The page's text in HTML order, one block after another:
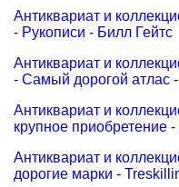
Антиквариат и
- Рукописи - Билл Гейтс
Антиквариат и
- Самый дорогой атлас
Антиквариат и
крупное приобретение
Антиквариат и
дорогие марки -